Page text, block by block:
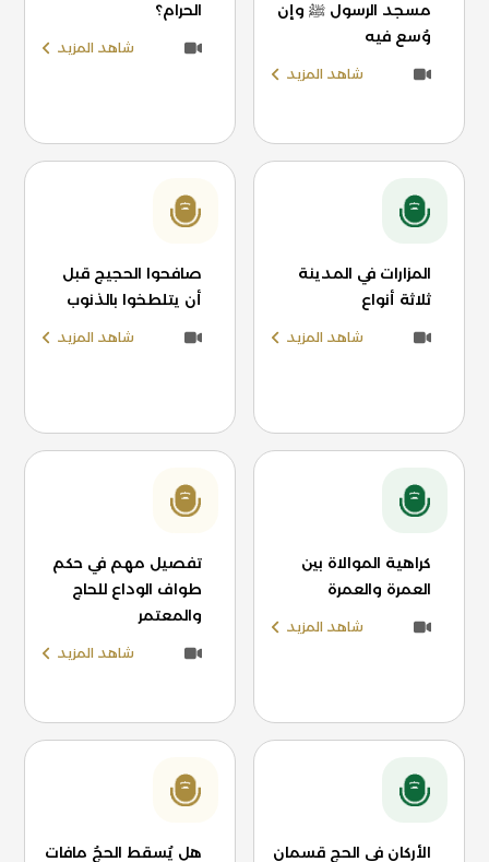
مسجد الرسول ﷺ وإن
وُسع فيه
شاهد المزيد
الحرام؟
شاهد المزيد
المزارات في المدينة
ثلاثة أنواع
شاهد المزيد
صافحوا الحجيج قبل
أن يتلطخوا بالذنوب
شاهد المزيد
كراهية الموالاة بين
العمرة والعمرة
شاهد المزيد
تفصيل مهم في حكم
طواف الوداع للحاج
والمعتمر
شاهد المزيد
الأركان في الحج قسمان هل يُسقط الحجُ مافات